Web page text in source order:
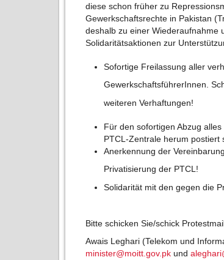
diese schon früher zu
Gewerkschaftsrechte in Pakistan
deshalb zu einer Wiederaufnahme
Solidaritätsaktionen zur
Sofortige Freilassung aller
GewerkschaftsführerInnen.
weiteren Verhaftungen!
Für den sofortigen Abzug
PTCL-Zentrale herum postiert
Anerkennung der
Privatisierung der PTCL!
Solidarität mit den gegen die
Bitte schicken Sie/schick
Awais Leghari (Telekom und
minister@moitt.gov.pk und